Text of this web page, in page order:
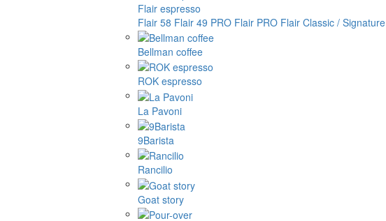
Flair espresso
Flair 58 Flair 49 PRO Flair PRO Flair Classic / Signature
Bellman coffee
ROK espresso
La Pavoni
9Barista
Rancilio
Goat story